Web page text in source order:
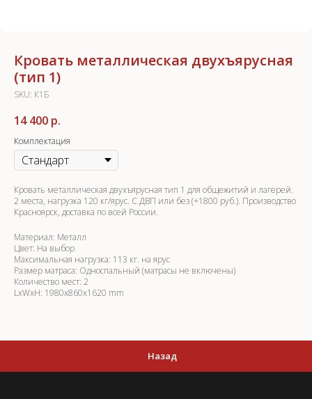
Кровать металлическая двухъярусная
(тип 1)
SKU: К1Б
14 400 р.
Комплектация
Кровать металлическая двухъярусная тип 1 для общежитий и лагерей.
2 места, нагрузка 120 кг/ярус. С ДВП или без (+1800 руб.). Производство
Красноярск, доставка по всей России.
Материал: Металл
Цвет: На выбор
Максимальная нагрузка: 113 кг. на ярус
Размер матраса: Односпальный (матрасы не включены)
Количество мест: 2
LxWxH: 1980x860x1620 mm
Назад